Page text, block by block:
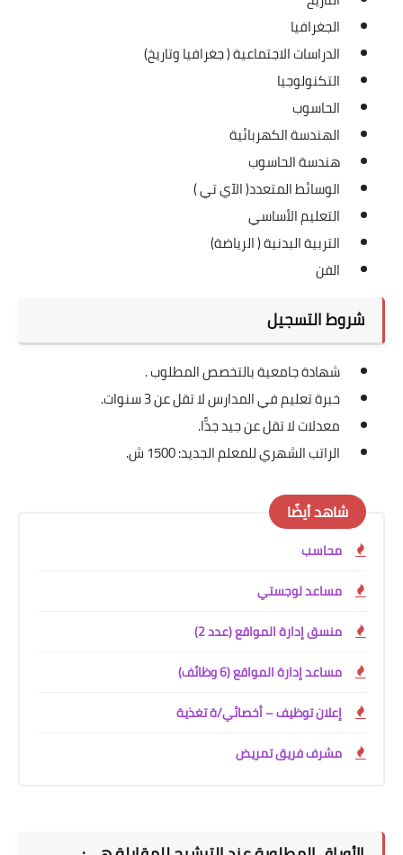
الجغرافيا
الدراسات الاجتماعية ( جغرافيا وتاريخ)
التكنولوجيا
الحاسوب
الهندسة الكهربائية
هندسة الحاسوب
الوسائط المتعدد( الآي تي )
التعليم الأساسي
التربية البدنية ( الرياضة)
الفن
شروط التسجيل
شهادة جامعية بالتخصص المطلوب .
خبرة تعليم في المدارس لا تقل عن 3 سنوات.
معدلات لا تقل عن جيد جدًّا.
الراتب الشهري للمعلم الجديد: 1500 ش.
شاهد أيضًا
محاسب
مساعد لوجستي
منسق إدارة المواقع (عدد 2)
مساعد إدارة المواقع (6 وظائف)
إعلان توظيف – أخصائي/ة تغذية
مشرف فريق تمريض